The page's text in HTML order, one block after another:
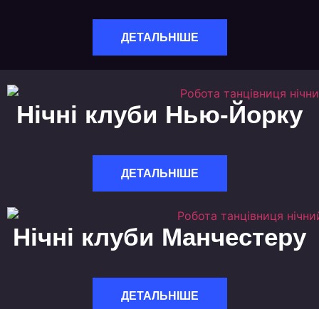
ДЕТАЛЬНІШЕ
Нічні клуби Нью-Йорку
ДЕТАЛЬНІШЕ
Нічні клуби Манчестеру
ДЕТАЛЬНІШЕ